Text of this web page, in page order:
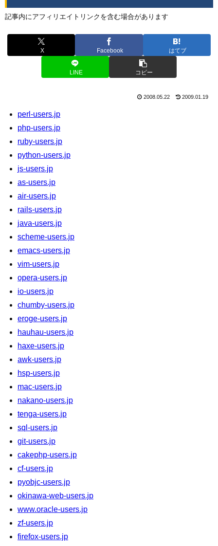
記事内にアフィリエイトリンクを含む場合があります
X Facebook はてブ
LINE コピー
2008.05.22 2009.01.19
perl-users.jp
php-users.jp
ruby-users.jp
python-users.jp
js-users.jp
as-users.jp
air-users.jp
rails-users.jp
java-users.jp
scheme-users.jp
emacs-users.jp
vim-users.jp
opera-users.jp
io-users.jp
chumby-users.jp
eroge-users.jp
hauhau-users.jp
haxe-users.jp
awk-users.jp
hsp-users.jp
mac-users.jp
nakano-users.jp
tenga-users.jp
sql-users.jp
git-users.jp
cakephp-users.jp
cf-users.jp
pyobjc-users.jp
okinawa-web-users.jp
www.oracle-users.jp
zf-users.jp
firefox-users.jp